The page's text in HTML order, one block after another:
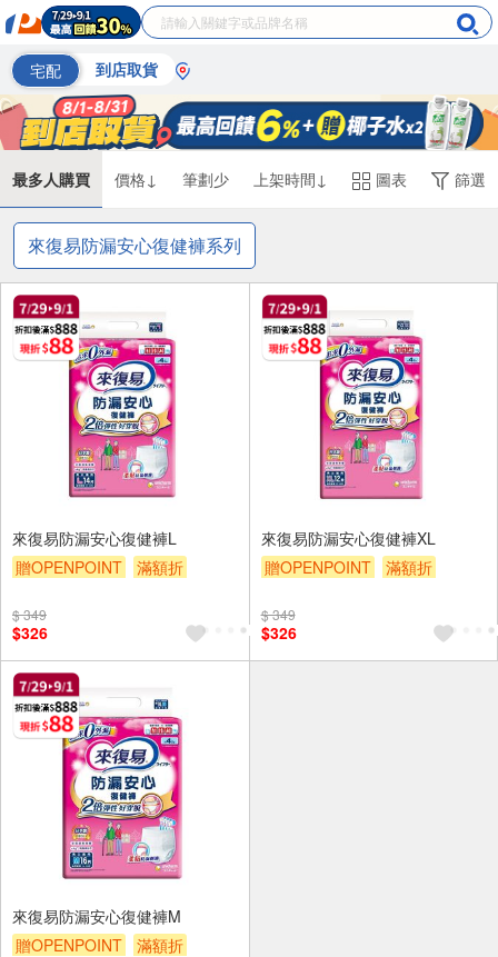
宅配 到店取貨
最多人購買 價格↓ 筆劃少 上架時間↓ 圖表 篩選
來復易防漏安心復健褲系列
來復易防漏安心復健褲L
贈OPENPOINT
滿額折
$ 349
$326
來復易防漏安心復健褲XL
贈OPENPOINT
滿額折
$ 349
$326
來復易防漏安心復健褲M
贈OPENPOINT
滿額折